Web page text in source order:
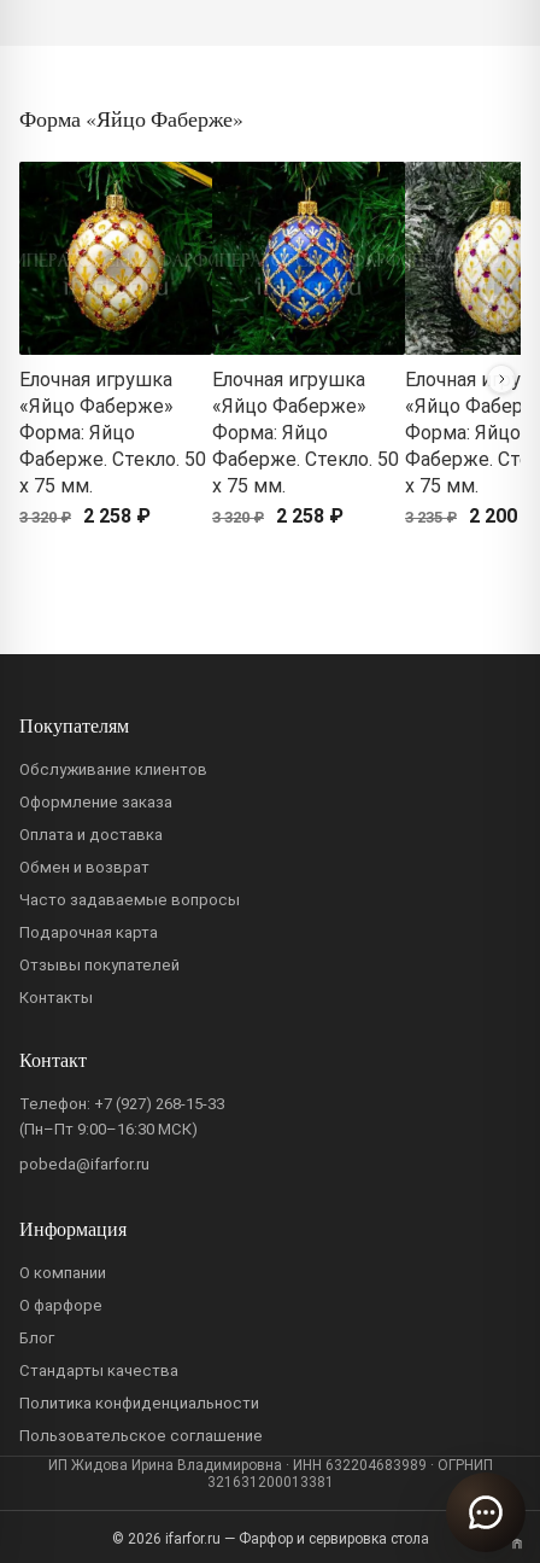
Форма «Яйцо Фаберже»
Елочная игрушка
«Яйцо Фаберже»
Форма: Яйцо
Фаберже. Стекло. 50
x 75 мм.
3 320 ₽ 2 258 ₽
Елочная игрушка
«Яйцо Фаберже»
Форма: Яйцо
Фаберже. Стекло. 50
x 75 мм.
3 320 ₽ 2 258 ₽
Елочная
«Яйцо
Форма: Яйцо
Фаберже.
x 75 мм.
3 235 ₽ 2 200 ₽
Покупателям
Обслуживание клиентов
Оформление заказа
Оплата и доставка
Обмен и возврат
Часто задаваемые вопросы
Подарочная карта
Отзывы покупателей
Контакты
Контакт
Телефон: +7 (927) 268-15-33
(Пн–Пт 9:00–16:30 МСК)
pobeda@ifarfor.ru
Информация
О компании
О фарфоре
Блог
Стандарты качества
Политика конфиденциальности
Пользовательское соглашение
ИП Жидова Ирина Владимировна · ИНН 632204683989 · ОГРНИП
321631200013381
© 2026 ifarfor.ru — Фарфор и сервировка стола